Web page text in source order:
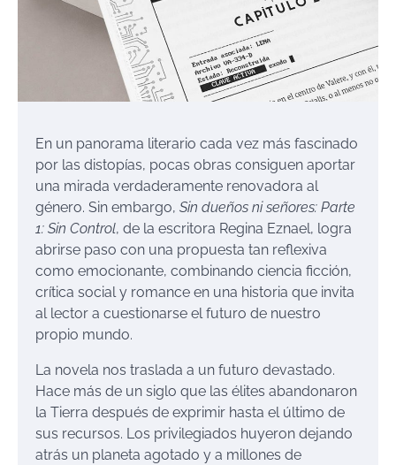
En un panorama literario cada vez más fascinado
por las distopías, pocas obras consiguen aportar
una mirada verdaderamente renovadora al
género. Sin embargo, Sin dueños ni señores: Parte
1: Sin Control, de la escritora Regina Eznael, logra
abrirse paso con una propuesta tan reflexiva
como emocionante, combinando ciencia ficción,
crítica social y romance en una historia que invita
al lector a cuestionarse el futuro de nuestro
propio mundo.
La novela nos traslada a un futuro devastado.
Hace más de un siglo que las élites abandonaron
la Tierra después de exprimir hasta el último de
sus recursos. Los privilegiados huyeron dejando
atrás un planeta agotado y a millones de